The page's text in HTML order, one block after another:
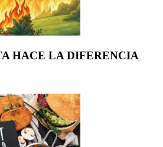
HACE LA DIFERENCIA